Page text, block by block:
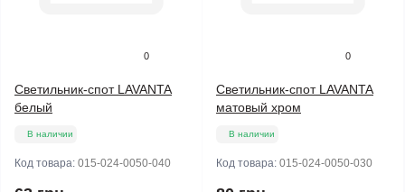
0
Светильник-спот LAVANTA
белый
В наличии
Код товара: 015-024-0050-040
0
Светильник-спот LAVANTA
матовый хром
В наличии
Код товара: 015-024-0050-030